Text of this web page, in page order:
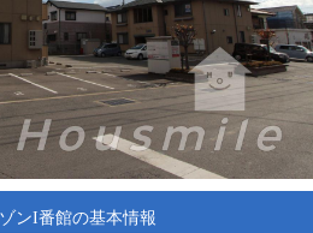
ンI番館の基本情報